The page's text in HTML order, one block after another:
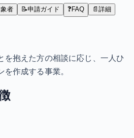
者 📝申請ガイド ❓FAQ 📄 詳細
を抱えた方の相談に応じ、一人ひ
を作成する事業。